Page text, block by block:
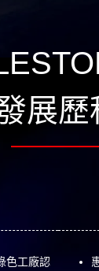
展歷
色工廠認